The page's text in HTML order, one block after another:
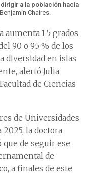
a la población hacia
Chaires.
1.5 grados
90 o 95 % de los
diversidad en islas
alertó Julia
de Ciencias
de Universidades
la doctora
de seguir ese
de
a finales de este